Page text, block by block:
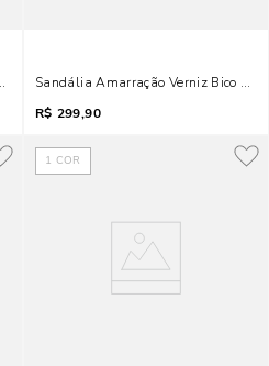
Tiras Cruzadas
Sandália Amarração Verniz Bico
R$ 299,90
1 COR